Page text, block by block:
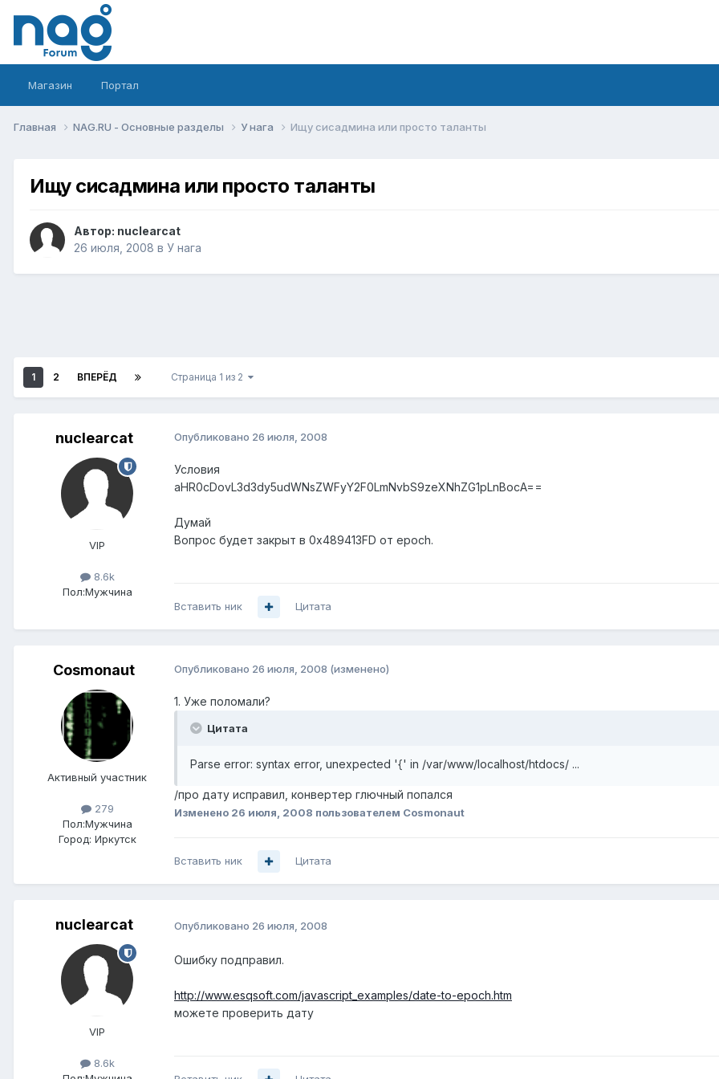
Магазин Портал
Главная NAG.RU - Основные разделы У нага Ищу сисадмина или просто таланты
Ищу сисадмина или просто таланты
Автор: nuclearcat
26 июля, 2008 в У нага
1 2 ВПЕРЁД Страница 1 из 2
nuclearcat
VIP
8.6k
Пол:Мужчина
Опубликовано 26 июля, 2008
Условия
aHR0cDovL3d3dy5udWNsZWFyY2F0LmNvbS9zeXNhZG1pLnBocA==
Думай
Вопрос будет закрыт в 0x489413FD от epoch.
Вставить ник Цитата
Cosmonaut
Активный участник
279
Пол:Мужчина
Город: Иркутск
Опубликовано 26 июля, 2008 (изменено)
1. Уже поломали?
Цитата
Parse error: syntax error, unexpected '{' in /var/www/localhost/htdocs/ ...
/про дату исправил, конвертер глючный попался
Изменено 26 июля, 2008 пользователем Cosmonaut
Вставить ник Цитата
nuclearcat
VIP
8.6k
Опубликовано 26 июля, 2008
Ошибку подправил.
http://www.esqsoft.com/javascript_examples/date-to-epoch.htm
можете проверить дату